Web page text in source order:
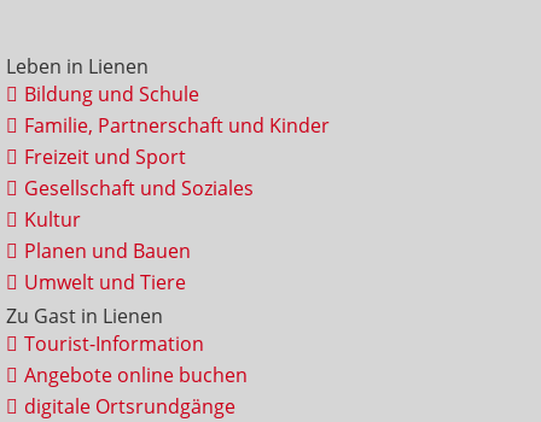
Leben in Lienen
Bildung und Schule
Familie, Partnerschaft und Kinder
Freizeit und Sport
Gesellschaft und Soziales
Kultur
Planen und Bauen
Umwelt und Tiere
Zu Gast in Lienen
Tourist-Information
Angebote online buchen
digitale Ortsrundgänge